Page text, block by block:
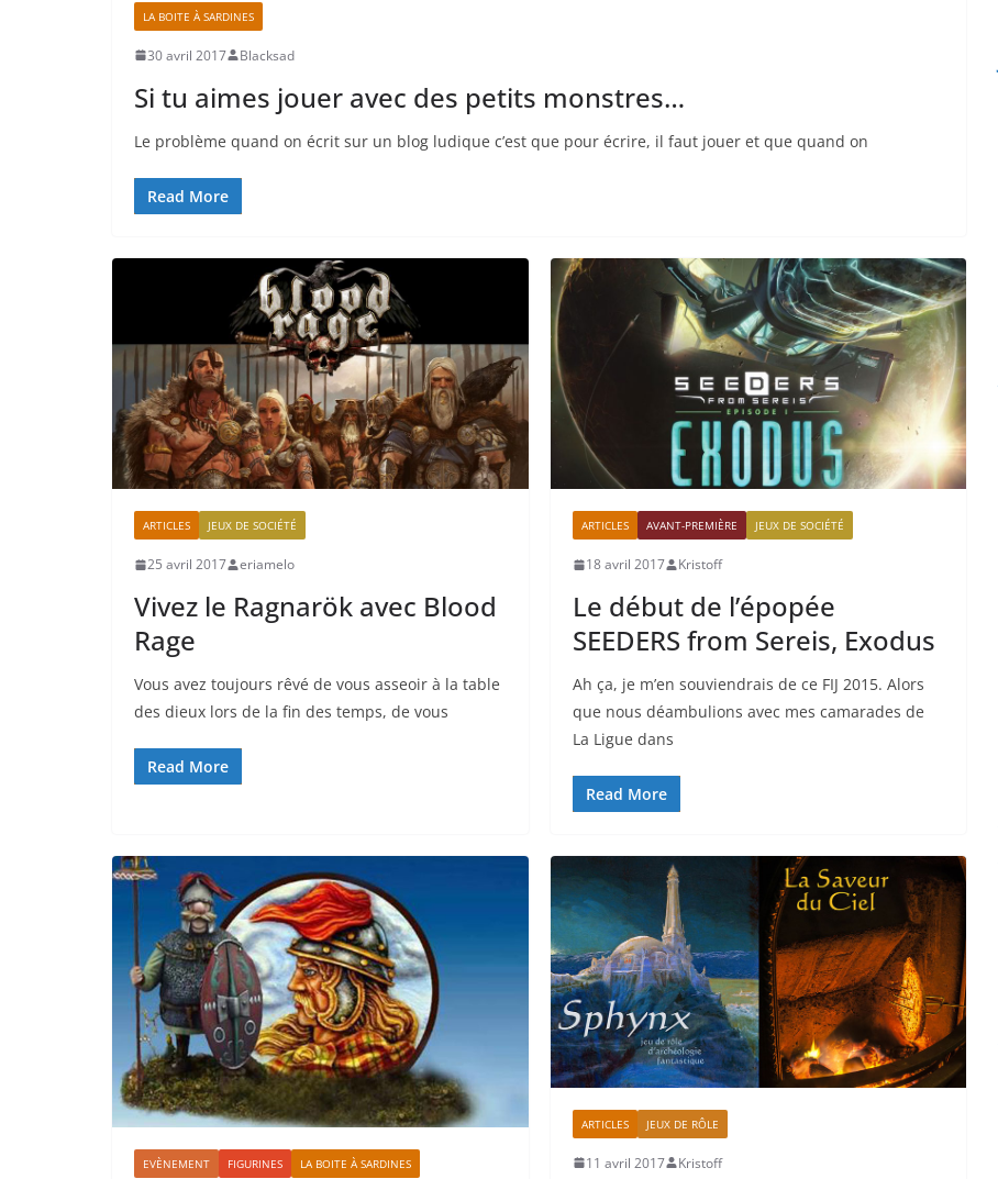
LA BOITE À SARDINES
30 avril 2017 Blacksad
Si tu aimes jouer avec des petits monstres…
Le problème quand on écrit sur un blog ludique c’est que pour écrire, il faut jouer et que quand on
Read More
ARTICLES JEUX DE SOCIÉTÉ
25 avril 2017 eriamelo
Vivez le Ragnarök avec Blood
Rage
Vous avez toujours rêvé de vous asseoir à la table
des dieux lors de la fin des temps, de vous
Read More
ARTICLES AVANT-PREMIÈRE JEUX DE SOCIÉTÉ
18 avril 2017 Kristoff
Le début de l’épopée
SEEDERS from Sereis, Exodus
Ah ça, je m’en souviendrais de ce FIJ 2015. Alors
que nous déambulions avec mes camarades de
La Ligue dans
Read More
EVÈNEMENT FIGURINES LA BOITE À SARDINES
ARTICLES JEUX DE RÔLE
11 avril 2017 Kristoff